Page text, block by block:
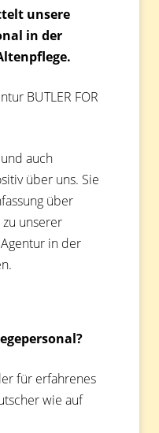
unsere
in der
BUTLER FOR
auch
über uns. Sie
über
unserer
in der
für erfahrenes
wie auf